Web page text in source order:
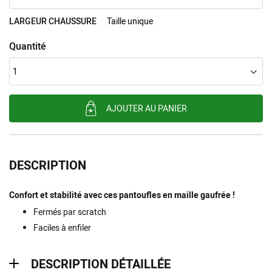
LARGEUR CHAUSSURE Taille unique
Quantité
AJOUTER AU PANIER
DESCRIPTION
Confort et stabilité avec ces pantoufles en maille gaufrée !
Fermés par scratch
Faciles à enfiler
DESCRIPTION DÉTAILLÉE